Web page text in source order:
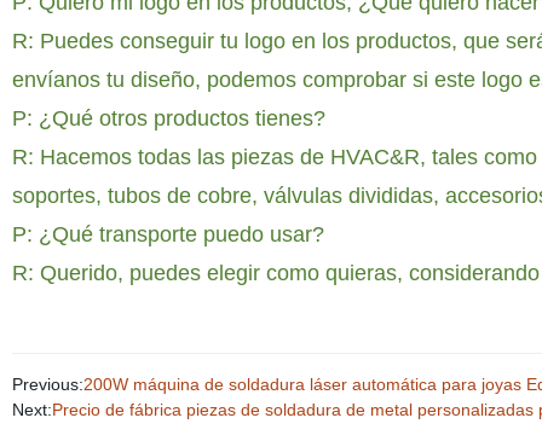
R: Puedes conseguir tu logo en los productos, que
envíanos tu diseño, podemos comprobar si este logo
P: ¿Qué otros productos tienes?
R: Hacemos todas las piezas de HVAC&R, tales
soportes, tubos de cobre, válvulas divididas,
P: ¿Qué transporte puedo usar?
R: Querido, puedes elegir como quieras,
Previous:200W máquina de soldadura láser automática para joyas
Next:Precio de fábrica piezas de soldadura de metal